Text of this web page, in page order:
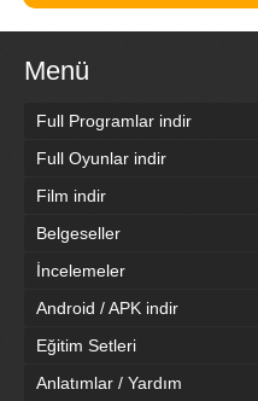
Menü
Full Programlar indir
Full Oyunlar indir
Film indir
Belgeseller
İncelemeler
Android / APK indir
Eğitim Setleri
Anlatımlar / Yardım